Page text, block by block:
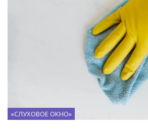
«СЛУХОВОЕ ОКНО»